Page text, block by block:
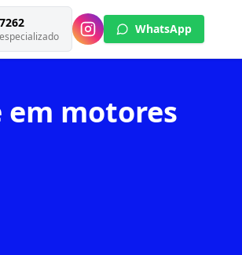
WhatsApp
motores